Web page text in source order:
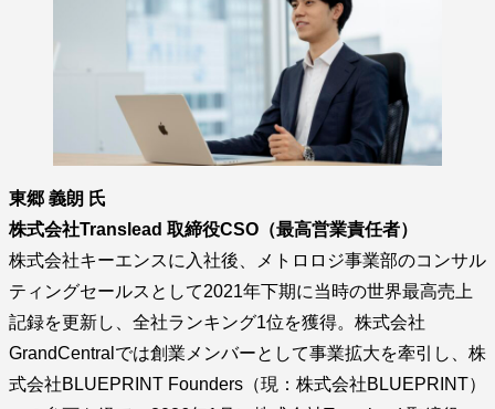
東郷 義朗 氏
株式会社Translead 取締役CSO（最高営業責任者）
株式会社キーエンスに入社後、メトロロジ事業部のコンサル
ティングセールスとして2021年下期に当時の世界最高売上
記録を更新し、全社ランキング1位を獲得。株式会社
GrandCentralでは創業メンバーとして事業拡大を牽引し、株
式会社BLUEPRINT Founders（現：株式会社BLUEPRINT）